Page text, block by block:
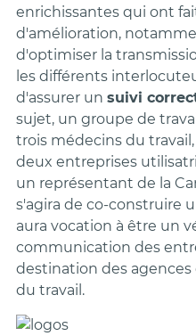
enrichissantes qui ont
d'amélioration,
d'optimiser la
les différents
d'assurer un suivi
sujet, un groupe de
trois médecins du
deux entreprises
un représentant de la
s'agira de co-construire
aura vocation à être un
communication des
destination des
du travail.